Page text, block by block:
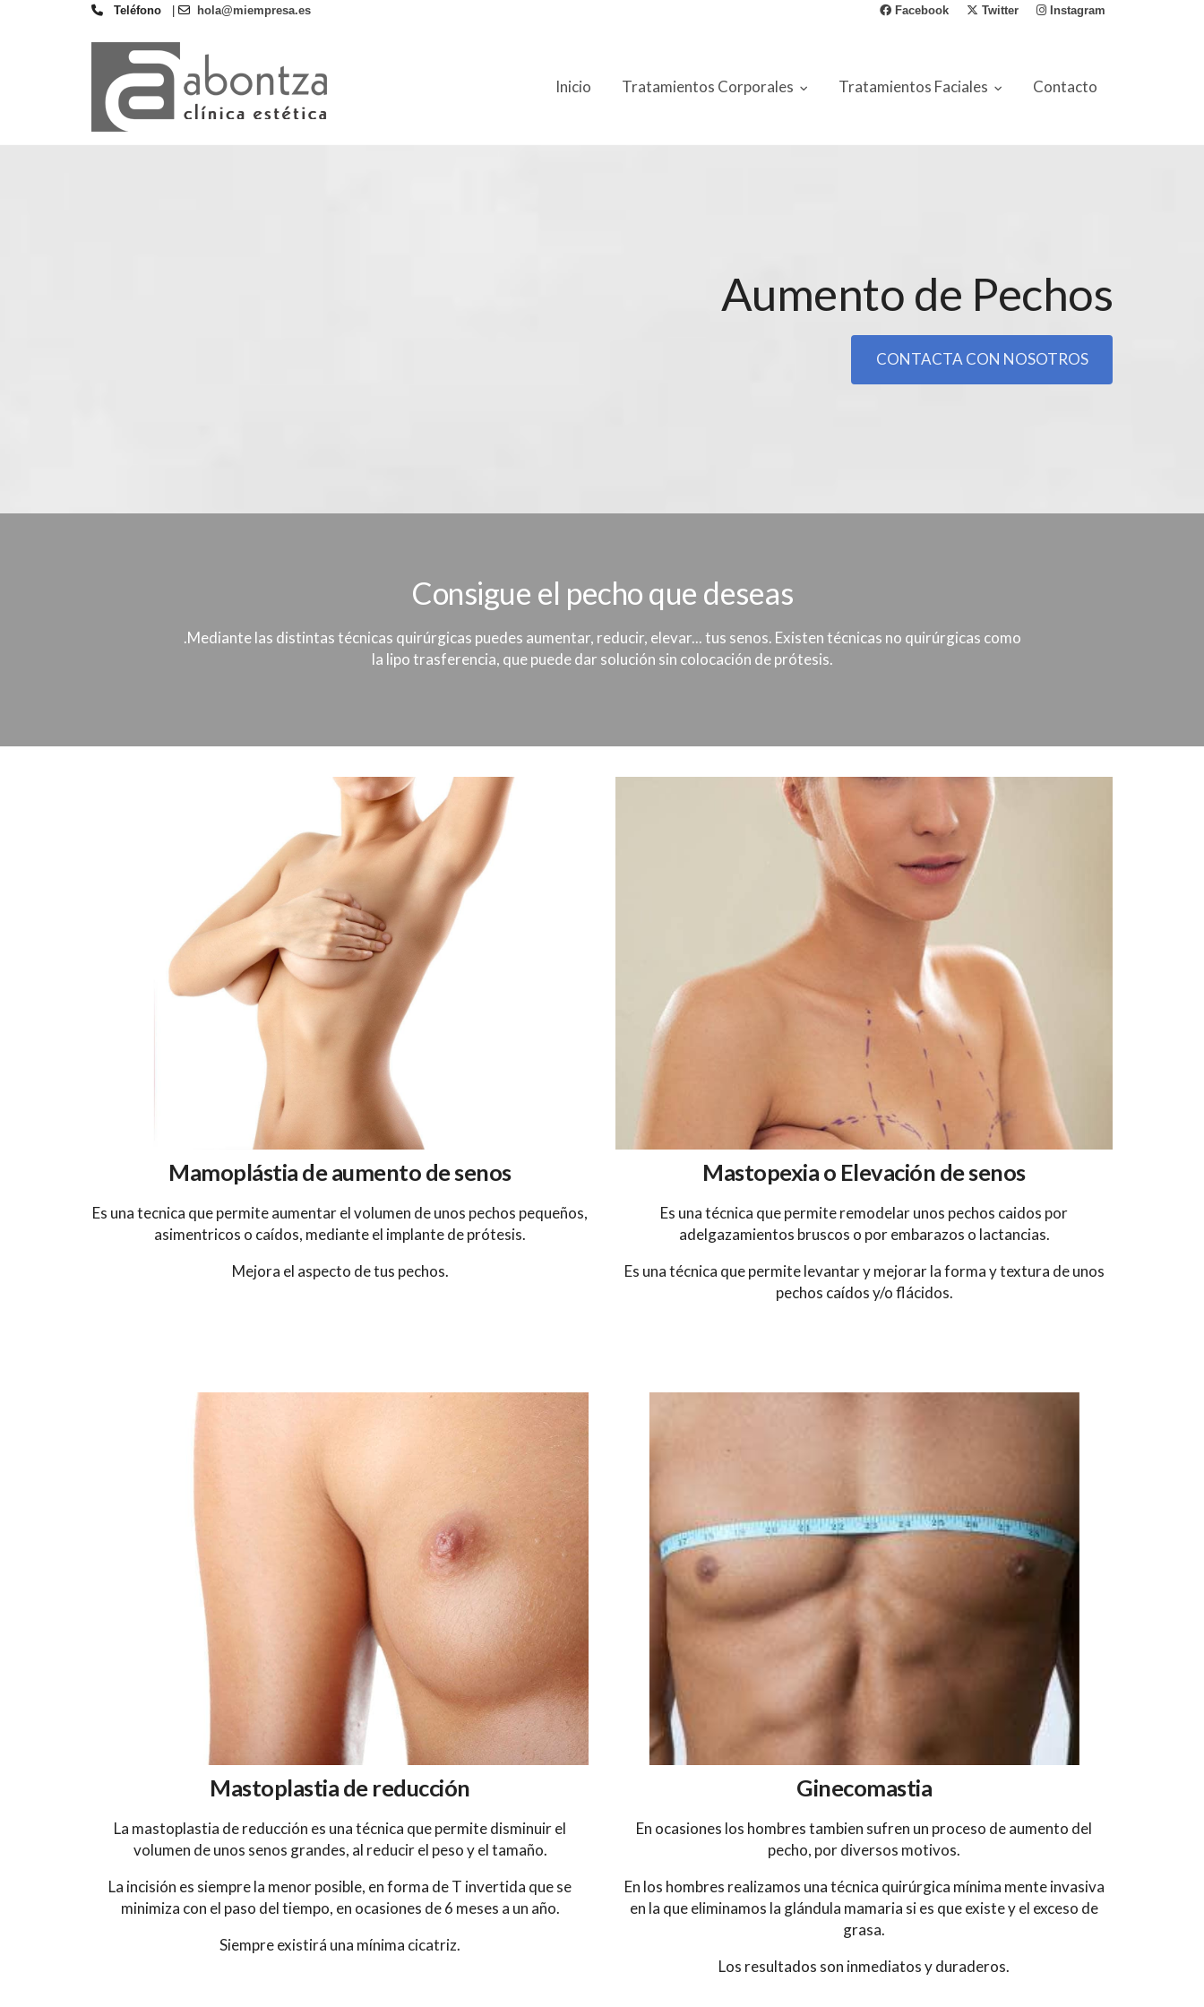
Teléfono hola@miempresa.es Facebook Twitter Instagram
Inicio Tratamientos Corporales Tratamientos Faciales Contacto
Aumento de Pechos
CONTACTA CON NOSOTROS
Consigue el pecho que deseas
.Mediante las distintas técnicas quirúrgicas puedes aumentar, reducir, elevar... tus senos. Existen técnicas no quirúrgicas como
la lipo trasferencia, que puede dar solución sin colocación de prótesis.
Mamoplástia de aumento de senos
Es una tecnica que permite aumentar el volumen de unos pechos pequeños,
asimentricos o caídos, mediante el implante de prótesis.
Mejora el aspecto de tus pechos.
Mastopexia o Elevación de senos
Es una técnica que permite remodelar unos pechos caidos por
adelgazamientos bruscos o por embarazos o lactancias.
Es una técnica que permite levantar y mejorar la forma y textura de unos
pechos caídos y/o flácidos.
Mastoplastia de reducción
La mastoplastia dereducción es una técnica que permite disminuir el
volumen de unos senos grandes, al reducir el peso y el tamaño.
La incisión es siempre la menor posible, en forma de T invertida que se
minimiza con el paso del tiempo, en ocasiones de 6 meses a un año.
Siempre existirá una mínima cicatriz.
Ginecomastia
En ocasiones los hombres tambien sufren un proceso de aumento del
pecho, por diversos motivos.
En los hombres realizamos una técnica quirúrgica mínima mente invasiva
en la que eliminamos la glándula mamaria si es que existe y el exceso de
grasa.
Los resultados son inmediatos y duraderos.